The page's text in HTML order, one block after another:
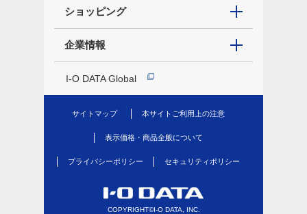
ショッピング
企業情報
I-O DATA Global
サイトマップ 本サイトご利用上の注意
表示価格・商品全般について
プライバシーポリシー セキュリティポリシー
COPYRIGHT©I-O DATA, INC.